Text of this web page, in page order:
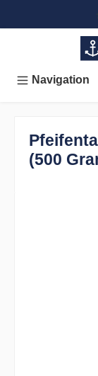
Navigation
(500